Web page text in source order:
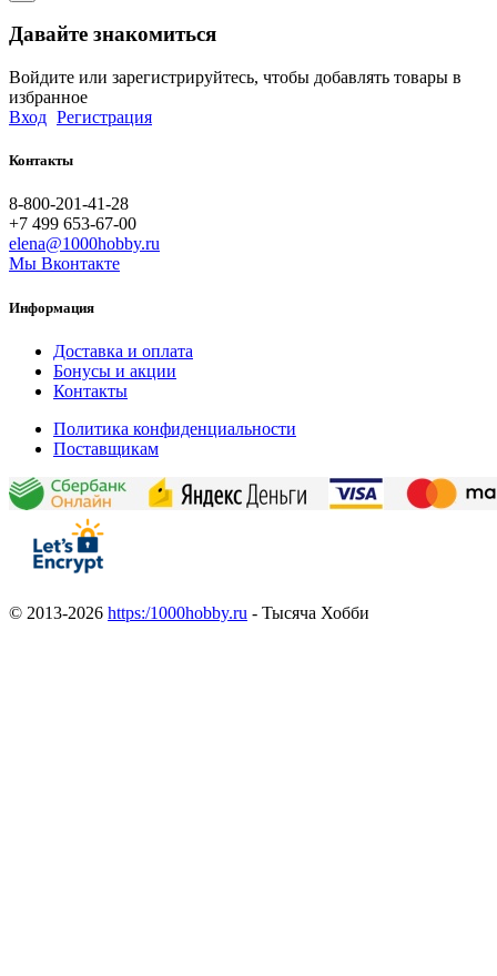
Давайте знакомиться
Войдите или зарегистрируйтесь, чтобы добавлять товары в
избранное
Вход Регистрация
Контакты
8-800-201-41-28
+7 499 653-67-00
elena@1000hobby.ru
Мы Вконтакте
Информация
Доставка и оплата
Бонусы и акции
Контакты
Политика конфиденциальности
Поставщикам
© 2013-2026 https:/1000hobby.ru - Тысяча Хобби